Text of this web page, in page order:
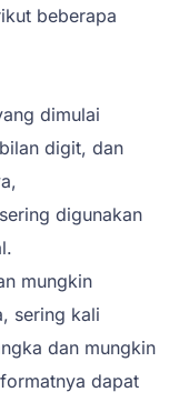
beberapa
dimulai
digit, dan
digunakan
mungkin
sering kali
dan mungkin
dapat